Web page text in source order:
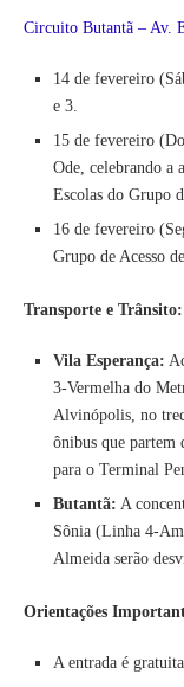
Circuito Butantã – Av.
14 de fevereiro
e 3.
15 de fevereiro
Ode, celebrando a
Escolas do Grupo
16 de fevereiro
Grupo de Acesso
Transporte e Trânsito:
Vila Esperança:
3-Vermelha do
Alvinópolis, no
ônibus que partem
para o Terminal
Butantã: A
Sônia (Linha 4-
Almeida serão
Orientações
A entrada é